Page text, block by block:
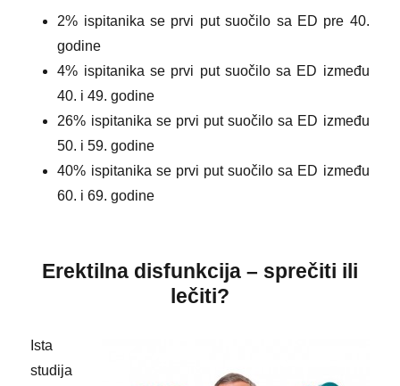
2% ispitanika se prvi put suočilo sa ED pre 40.
godine
4% ispitanika se prvi put suočilo sa ED između
40. i 49. godine
26% ispitanika se prvi put suočilo sa ED između
50. i 59. godine
40% ispitanika se prvi put suočilo sa ED između
60. i 69. godine
Erektilna disfunkcija – sprečiti ili
lečiti?
Ista
studija